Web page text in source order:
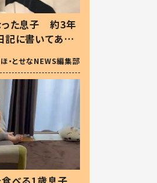
った息子 約3年
記に書いてあっ
ほ・とせなNEWS編集部